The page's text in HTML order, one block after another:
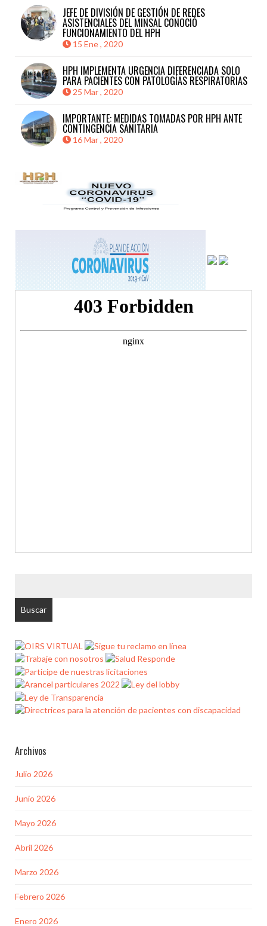
JEFE DE DIVISIÓN DE GESTIÓN DE REDES
ASISTENCIALES DEL MINSAL CONOCIÓ
FUNCIONAMIENTO DEL HPH
15 Ene , 2020
HPH IMPLEMENTA URGENCIA DIFERENCIADA SOLO
PARA PACIENTES CON PATOLOGÍAS RESPIRATORIAS
25 Mar , 2020
IMPORTANTE: MEDIDAS TOMADAS POR HPH ANTE
CONTINGENCIA SANITARIA
16 Mar , 2020
Archivos
Julio 2026
Junio 2026
Mayo 2026
Abril 2026
Marzo 2026
Febrero 2026
Enero 2026